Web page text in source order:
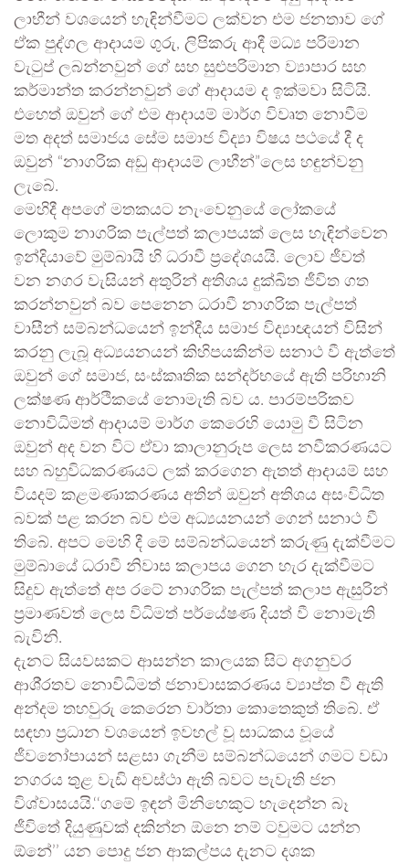
ලාභීන් වශයෙන් හැඳින්වීමට ලක්වන එම ජනතාව ගේ
ඒක පුද්ගල ආදායම ගුරු, ලිපිකරු ආදී මධ්‍ය පරිමාන
වැටුප් ලබන්නවුන් ගේ සහ සුළුපරිමාන ව්‍යාපාර සහ
කර්මාන්ත කරන්නවුන් ගේ ආදායම ද ඉක්මවා සිටියි.
එහෙත් ඔවුන් ගේ එම ආදායම් මාර්ග විවෘත නොවීම
මත අදත් සමාජය සේම සමාජ විද්‍යා විෂය පථයේ දී ද
ඔවුන් “නාගරික අඩු ආදායම් ලාභීන්”ලෙස හඳුන්වනු
ලැබේ.
මෙහිදී අපගේ මතකයට නැංවෙනුයේ ලෝකයේ
ලොකුම නාගරික පැල්පත් කලාපයක් ලෙස හැඳින්වෙන
ඉන්දියාවේ මුම්බායි හි ධරාවී ප‍්‍රදේශයයි. ලොව ජීවත්
වන නගර වැසියන් අතුරින් අතිශය දුක්ඛිත ජීවිත ගත
කරන්නවුන් බව පෙනෙන ධරාවී නාගරික පැල්පත්
වාසීන් සම්බන්ධයෙන් ඉන්දීය සමාජ විද්‍යාඥයන් විසින්
කරනු ලැබූ අධ්‍යයනයන් කිහිපයකින්ම සනාථ වී ඇත්තේ
ඔවුන් ගේ සමාජ, සංස්කෘතික සන්දර්භයේ ඇති පරිහානි
ලක්ෂණ ආර්ථිකයේ නොමැති බව ය. පාරම්පරිකව
නොවිධිමත් ආදායම් මාර්ග කෙරෙහි යොමු වී සිටින
ඔවුන් අද වන විට ඒවා කාලානුරූප ලෙස නවීකරණයට
සහ බහුවිධකරණයට ලක් කරගෙන ඇතත් ආදායම් සහ
වියදම් කළමණාකරණය අතින් ඔවුන් අතිශය අසංවිධිත
බවක් පළ කරන බව එම අධ්‍යයනයන් ගෙන් සනාථ වී
තිබේ. අපට මෙහි දී මේ සම්බන්ධයෙන් කරුණු දැක්වීමට
මුම්බායේ ධරාවී නිවාස කලාපය ගෙන හැර දැක්වීමට
සිදුව ඇත්තේ අප රටේ නාගරික පැල්පත් කලාප ඇසුරින්
ප‍්‍රමාණවත් ලෙස විධිමත් පර්යේෂණ දියත් වී නොමැති
බැවිනි.
දැනට සියවසකට ආසන්න කාලයක සිට අගනුවර
ආශි‍්‍රතව නොවිධිමත් ජනාවාසකරණය ව්‍යාප්ත වී ඇති
අන්දම තහවුරු කෙරෙන වාර්තා කොතෙකුත් තිබේ. ඒ
සඳහා ප‍්‍රධාන වශයෙන් ඉවහල් වූ සාධකය වූයේ
ජීවනෝපායන් සළසා ගැනීම සම්බන්ධයෙන් ගමට වඩා
නගරය තුළ වැඩි අවස්ථා ඇති බවට පැවැති ජන
විශ්වාසයයි.‘‘ගමේ ඉඳන් මිනිහෙකුට හැදෙන්න බෑ
ජීවිතේ දියුණුවක් දකින්න ඕනෙ නම් ටවුමට යන්න
ඕනේ’’ යන පොදු ජන ආකල්පය දැනට දශක